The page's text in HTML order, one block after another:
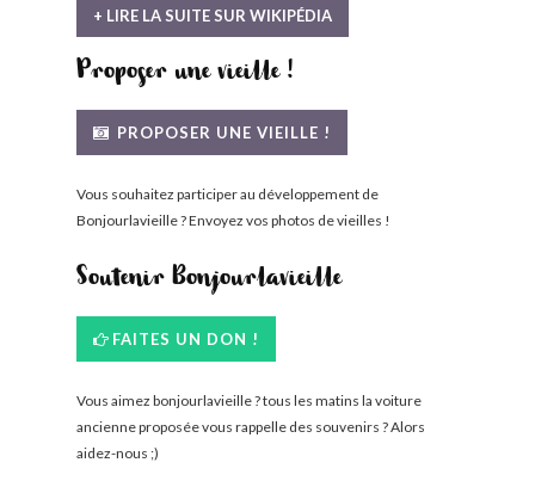
+ LIRE LA SUITE SUR WIKIPÉDIA
Proposer une vieille !
PROPOSER UNE VIEILLE !
Vous souhaitez participer au développement de
Bonjourlavieille ? Envoyez vos photos de vieilles !
Soutenir Bonjourlavieille
FAITES UN DON !
Vous aimez bonjourlavieille ? tous les matins la voiture
ancienne proposée vous rappelle des souvenirs ? Alors
aidez-nous ;)